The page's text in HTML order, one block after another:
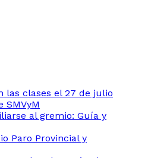
las clases el 27 de julio
SMVyM
al gremio: Guía y
Paro Provincial y